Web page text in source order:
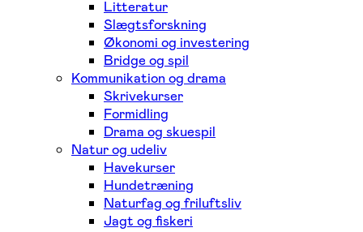
Litteratur
Slægtsforskning
Økonomi og investering
Bridge og spil
Kommunikation og drama
Skrivekurser
Formidling
Drama og skuespil
Natur og udeliv
Havekurser
Hundetræning
Naturfag og friluftsliv
Jagt og fiskeri